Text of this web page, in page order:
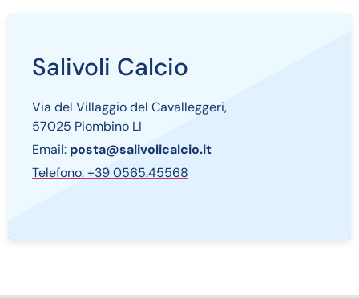
Salivoli Calcio
Via del Villaggio del Cavalleggeri,
57025 Piombino LI
Email: posta@salivolicalcio.it
Telefono: +39 0565.45568